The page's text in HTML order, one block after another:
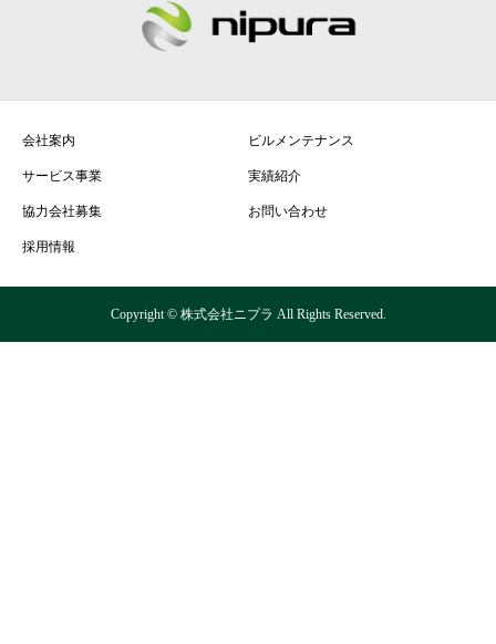
会社案内 ビルメンテナンス
サービス事業 実績紹介
協力会社募集 お問い合わせ
採用情報
Copyright © 株式会社ニプラ All Rights Reserved.